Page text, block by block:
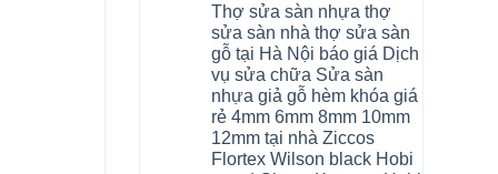
nước
nào
Hà
Nội
Thanh
Xuân
tpHCM
Đà
Nẵng
Gia
Lâm
composite
báo
giá
rẻ
Bắc
Ninh
Thanh
Xuân
Tây
Hồ
Hải
bình
luận
ở
Cửa
nhựa
nhà
vệ
sinh
tại
Hà
Nội
báo
Thợ sửa sàn nhựa thợ
sửa sàn nhà thợ sửa sàn
gỗ tại Hà Nội báo giá Dịch
vụ sửa chữa Sửa sàn
nhựa giả gỗ hèm khóa giá
rẻ 4mm 6mm 8mm 10mm
12mm tại nhà Ziccos
Flortex Wilson black Hobi